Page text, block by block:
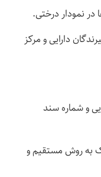
دارایی و مرکز
و شماره سند
به روش مستقیم و